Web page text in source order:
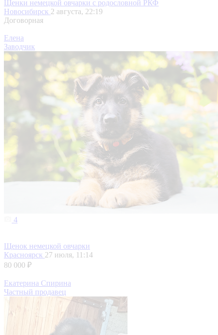
Щенки немецкой овчарки с родословной РКФ
Новосибирск 2 августа, 22:19
Договорная
Елена
Заводчик
4
Щенок немецкой овчарки
Красноярск 27 июля, 11:14
80 000 ₽
Екатерина Спирина
Частный продавец